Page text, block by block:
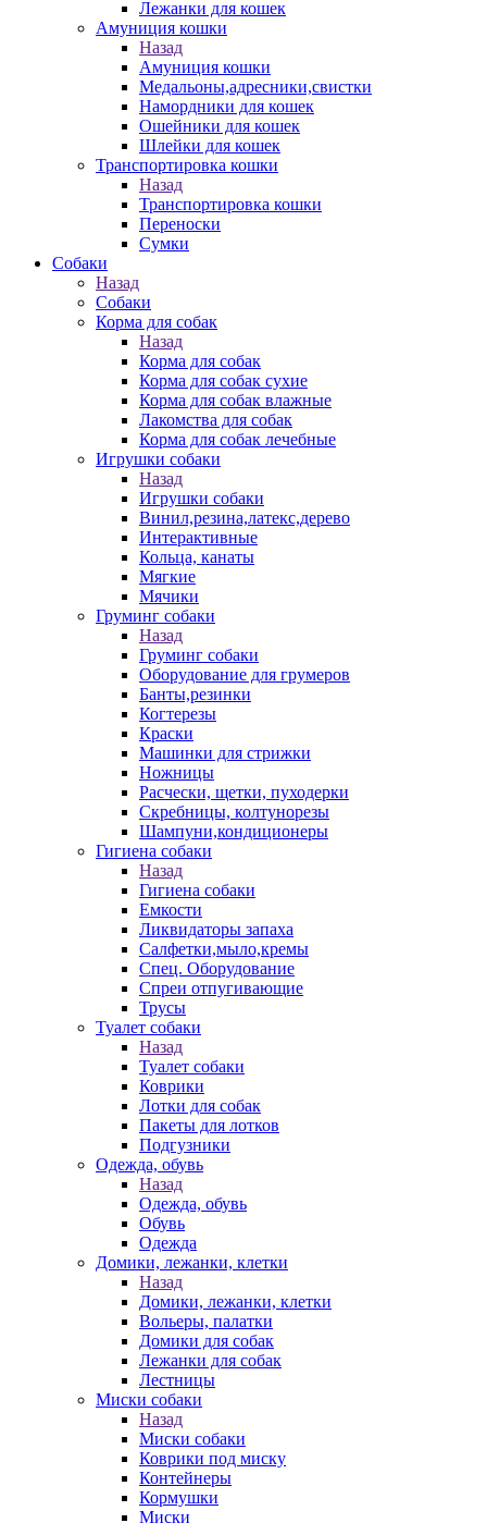
Лежанки для кошек
Амуниция кошки
Назад
Амуниция кошки
Медальоны,адресники,свистки
Намордники для кошек
Ошейники для кошек
Шлейки для кошек
Транспортировка кошки
Назад
Транспортировка кошки
Переноски
Сумки
Собаки
Назад
Собаки
Корма для собак
Назад
Корма для собак
Корма для собак сухие
Корма для собак влажные
Лакомства для собак
Корма для собак лечебные
Игрушки собаки
Назад
Игрушки собаки
Винил,резина,латекс,дерево
Интерактивные
Кольца, канаты
Мягкие
Мячики
Груминг собаки
Назад
Груминг собаки
Оборудование для грумеров
Банты,резинки
Когтерезы
Краски
Машинки для стрижки
Ножницы
Расчески, щетки, пуходерки
Скребницы, колтунорезы
Шампуни,кондиционеры
Гигиена собаки
Назад
Гигиена собаки
Емкости
Ликвидаторы запаха
Салфетки,мыло,кремы
Спец. Оборудование
Спреи отпугивающие
Трусы
Туалет собаки
Назад
Туалет собаки
Коврики
Лотки для собак
Пакеты для лотков
Подгузники
Одежда, обувь
Назад
Одежда, обувь
Обувь
Одежда
Домики, лежанки, клетки
Назад
Домики, лежанки, клетки
Вольеры, палатки
Домики для собак
Лежанки для собак
Лестницы
Миски собаки
Назад
Миски собаки
Коврики под миску
Контейнеры
Кормушки
Миски